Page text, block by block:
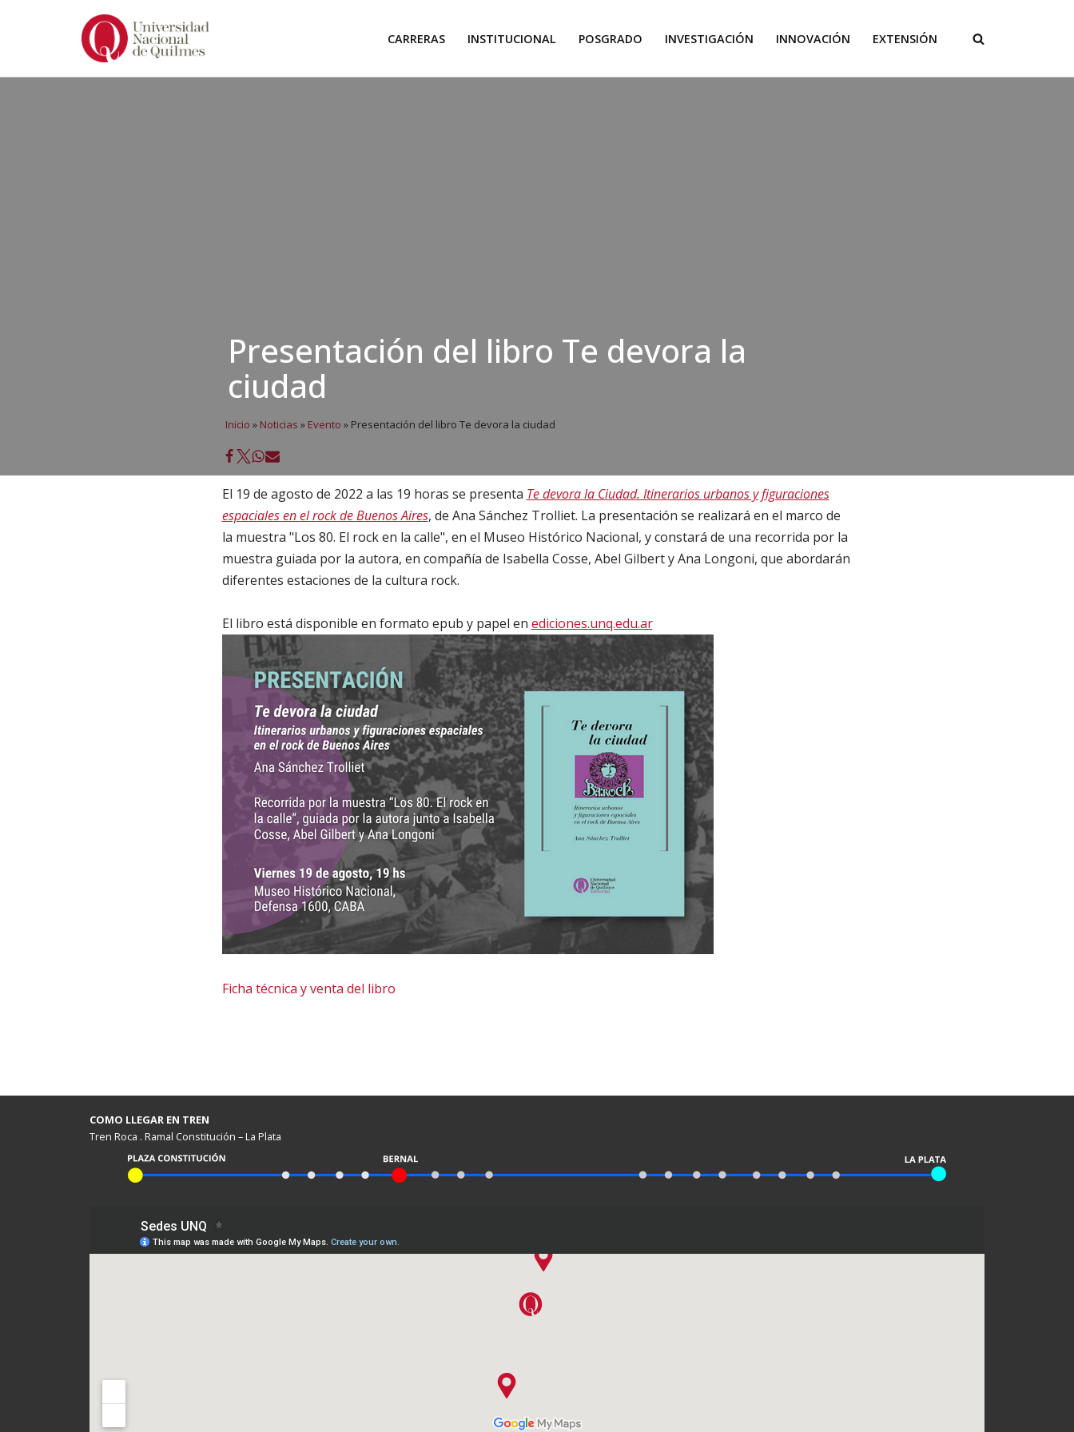
CARRERAS INSTITUCIONAL POSGRADO INVESTIGACIÓN INNOVACIÓN EXTENSIÓN
Presentación del libro Te devora la
ciudad
Inicio » Noticias » Evento » Presentación del libro Te devora la ciudad
El 19 de agosto de 2022 a las 19 horas se presenta Te devora la Ciudad. Itinerarios urbanos y figuraciones
espaciales en el rock de Buenos Aires, de Ana Sánchez Trolliet. La presentación se realizará en el marco de
la muestra "Los 80. El rock en la calle", en el Museo Histórico Nacional, y constará de una recorrida por la
muestra guiada por la autora, en compañía de Isabella Cosse, Abel Gilbert y Ana Longoni, que abordarán
diferentes estaciones de la cultura rock.
⁣El libro está disponible en formato epub y papel en ediciones.unq.edu.ar
Ficha técnica y venta del libro
COMO LLEGAR EN TREN
Tren Roca . Ramal Constitución – La Plata